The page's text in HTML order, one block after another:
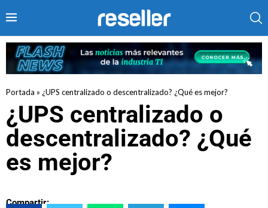
Portada » ¿UPS centralizado o descentralizado? ¿Qué es mejor?
¿UPS centralizado o
descentralizado? ¿Qué
es mejor?
Compartir: